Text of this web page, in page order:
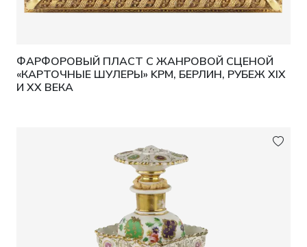
ФАРФОРОВЫЙ ПЛАСТ С ЖАНРОВОЙ СЦЕНОЙ
«КАРТОЧНЫЕ ШУЛЕРЫ» KPM, БЕРЛИН, РУБЕЖ XIX
И XX ВЕКА